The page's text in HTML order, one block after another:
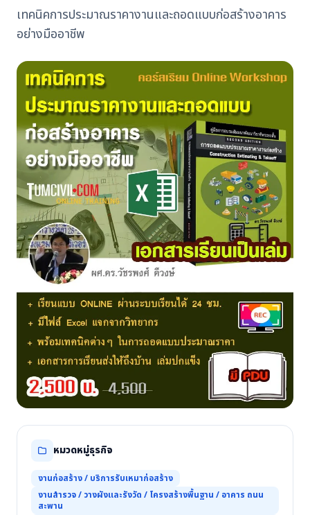
เทคนิคการประมาณราคางานและถอดแบบก่อสร้างอาคาร
อย่างมืออาชีพ
หมวดหมู่ธุรกิจ
งานก่อสร้าง / บริการรับเหมาก่อสร้าง
งานสำรวจ / วางผังและรังวัด / โครงสร้างพื้นฐาน / อาคาร ถนน
สะพาน